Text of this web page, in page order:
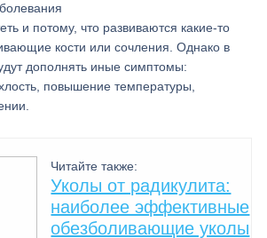
и потому, что развиваются какие-то
кости или сочления. Однако в
дополнять иные симптомы:
повышение температуры,
Читайте также:
Уколы от радикулита:
наиболее эффективные
обезболивающие уколы